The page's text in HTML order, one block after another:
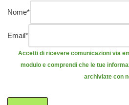
Nome*
Email*
Accetti di ricevere comunicazioni via
modulo e comprendi che le tue
archiviate con